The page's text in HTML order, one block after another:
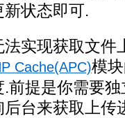
状态即可.
实现获取文件
Cache(APC)模
前提是你需要
台来获取上传